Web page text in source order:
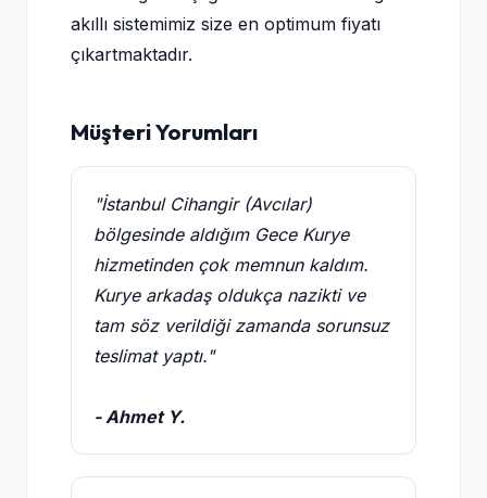
akıllı sistemimiz size en optimum fiyatı
çıkartmaktadır.
Müşteri Yorumları
"İstanbul Cihangir (Avcılar)
bölgesinde aldığım Gece Kurye
hizmetinden çok memnun kaldım.
Kurye arkadaş oldukça nazikti ve
tam söz verildiği zamanda sorunsuz
teslimat yaptı."
- Ahmet Y.